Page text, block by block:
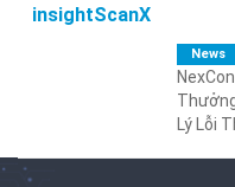
insightScanX
News
Lý Lỗi